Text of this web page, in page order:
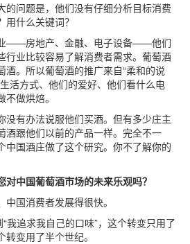
的问题是，他们没有仔细分析目标消费
什么关键词？
——房地产、金融、电子设备——他们
行业比较容易了解消费者需求。葡萄酒
酒。所以葡萄酒的推广来自“柔和的说
活方式、他们的爱好、他们看什么电
做烘焙。
有办法说服他们买酒。但有多少庄主
酒跟他们以前的产品一样。完全不一
中国酒庄做了这个研究。你不了解你的
中国葡萄酒市场的未来乐观吗？
中国消费者发展得很快。
追求我自己的口味”，这个转变只用了
变用了半个世纪。